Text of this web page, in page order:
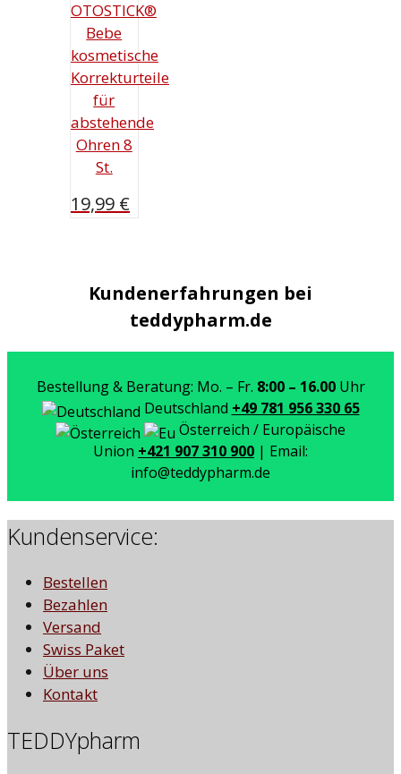
OTOSTICK®
Bebe
kosmetische
Korrekturteile
für
abstehende
Ohren 8
St.
19,99 €
Kundenerfahrungen bei
teddypharm.de
Bestellung & Beratung: Mo. – Fr. 8:00 – 16.00Uhr
Deutschland +49 781 956 330 65
Österreich / Europäische
Union +421 907 310 900 | Email:
info@teddypharm.de
Kundenservice:
Bestellen
Bezahlen
Versand
Swiss Paket
Über uns
Kontakt
TEDDYpharm